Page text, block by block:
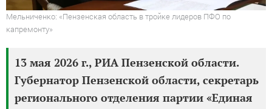
Мельниченко: «Пензенская область в тройке лидеров ПФО по
капремонту»
13 мая 2026 г., РИА Пензенской области.
Губернатор Пензенской области, секретарь
регионального отделения партии «Единая